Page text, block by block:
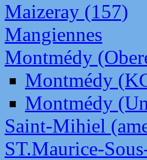
Maizeray (157)
Mangiennes
Montmédy
Montmédy
Montmédy
Saint-Mihiel
ST.Maurice-